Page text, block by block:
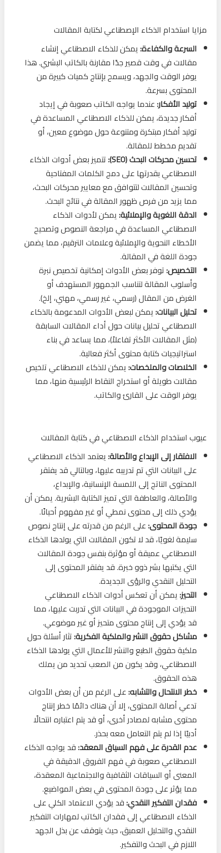
مزايا استخدام الذكاء الإصطناعي لكتابة المقالات
السرعة والكفاءة:يمكن للذكاء الاصطناعي إنشاء
مقالات في وقت قصير جدًا مقارنة بالكاتب البشري. هذا
يوفر الوقت والجهد، ويسمح بإنتاج كميات كبيرة من
المحتوى بسرعة.
توليد الأفكار:عندما يواجه الكاتب صعوبة في إيجاد
أفكار جديدة، يمكن للذكاء الاصطناعي المساعدة في
توليد أفكار مبتكرة ومتنوعة حول موضوع معين، أو
تقديم مخطط للمقالة.
تحسين محركات البحث (SEO):
تتميز بعض أدوات الذكاء
الاصطناعي بقدرتها على دمج الكلمات المفتاحية
وتحسين المقالات لتتوافق مع معايير محركات البحث،
مما يزيد من فرص ظهور المقالة في نتائج البحث.
الدقة اللغوية والإملائية:يمكن لأدوات الذكاء
الاصطناعي المساعدة في مراجعة النصوص وتصحيح
الأخطاء النحوية والإملائية وعلامات الترقيم، مما يضمن
جودة اللغة في المقالة.
التخصيص:توفر بعض الأدوات إمكانية تخصيص نبرة
وأسلوب المقالة لتناسب الجمهور المستهدف أو
الغرض من المقال (رسمي، غير رسمي، مهني، إلخ).
تحليل البيانات:يمكن لبعض الأدوات المدعومة بالذكاء
الاصطناعي تحليل بيانات حول أداء المقالات السابقة
(مثل المقالات الأكثر تفاعلاً)، مما يساعد في بناء
استراتيجيات كتابة محتوى أكثر فعالية.
الخلاصات والملخصات:يمكن للذكاء الاصطناعي تلخيص
مقالات طويلة أو استخراج النقاط الرئيسية منها، مما
يوفر الوقت على القارئ والكاتب.
عيوب استخدام الذكاء الاصطناعي في كتابة المقالات
الافتقار إلى الإبداع والأصالة:يعتمد الذكاء الاصطناعي
على البيانات التي تم تدريبه عليها، وبالتالي قد يفتقر
المحتوى الناتج إلى اللمسة الإنسانية، والإبداع،
والأصالة، والعاطفة التي تميز الكتابة البشرية. يمكن أن
يؤدي ذلك إلى محتوى نمطي أو غير مفهوم أحيانًا.
جودة المحتوى:على الرغم من قدرته على إنتاج نصوص
سليمة لغويًا، قد لا تكون المقالات التي يولدها الذكاء
الاصطناعي عميقة أو مؤثرة بنفس جودة المقالات
التي يكتبها بشر ذوو خبرة. قد يفتقر المحتوى إلى
التحليل النقدي والرؤى الجديدة.
التحيز:يمكن أن تعكس أدوات الذكاء الاصطناعي
التحيزات الموجودة في البيانات التي تدربت عليها، مما
قد يؤدي إلى إنتاج محتوى متحيز أو غير موضوعي.
مشاكل حقوق النشر والملكية الفكرية:تثار أسئلة حول
ملكية حقوق الطبع والنشر للأعمال التي يولدها الذكاء
الاصطناعي، وقد يكون من الصعب تحديد من يملك
هذه الحقوق.
خطر الانتحال والتشابه:على الرغم من أن بعض الأدوات
تدعي أصالة المحتوى، إلا أن هناك دائمًا خطر إنتاج
محتوى مشابه لمصادر أخرى، أو قد يتم اعتباره انتحالًا
أدبيًا إذا لم يتم التعامل معه بحذر.
عدم القدرة على فهم السياق المعقد:قد يواجه الذكاء
الاصطناعي صعوبة في فهم الفروق الدقيقة في
المعنى أو السياقات الثقافية والاجتماعية المعقدة،
مما يؤثر على جودة المحتوى في بعض المواضيع.
فقدان التفكير النقدي:قد يؤدي الاعتماد الكلي على
الذكاء الاصطناعي إلى فقدان الكاتب لمهارات التفكير
النقدي والتحليل العميق، حيث يتوقف عن بذل الجهد
اللازم في البحث والتفكير.